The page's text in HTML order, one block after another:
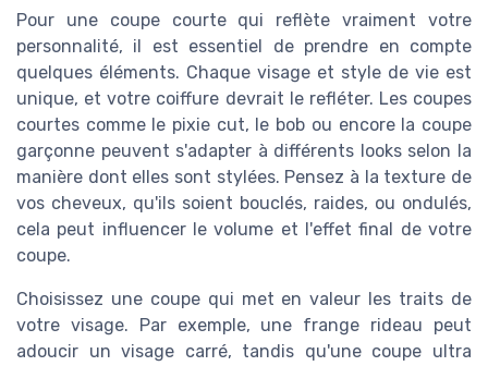
Pour une coupe courte qui reflète vraiment votre
personnalité, il est essentiel de prendre en compte
quelques éléments. Chaque visage et style de vie est
unique, et votre coiffure devrait le refléter. Les coupes
courtes comme le pixie cut, le bob ou encore la coupe
garçonne peuvent s'adapter à différents looks selon la
manière dont elles sont stylées. Pensez à la texture de
vos cheveux, qu'ils soient bouclés, raides, ou ondulés,
cela peut influencer le volume et l'effet final de votre
coupe.
Choisissez une coupe qui met en valeur les traits de
votre visage. Par exemple, une frange rideau peut
adoucir un visage carré, tandis qu'une coupe ultra